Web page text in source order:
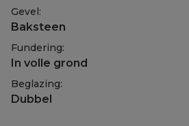
Gevel:
Baksteen
Fundering:
In volle grond
Beglazing:
Dubbel